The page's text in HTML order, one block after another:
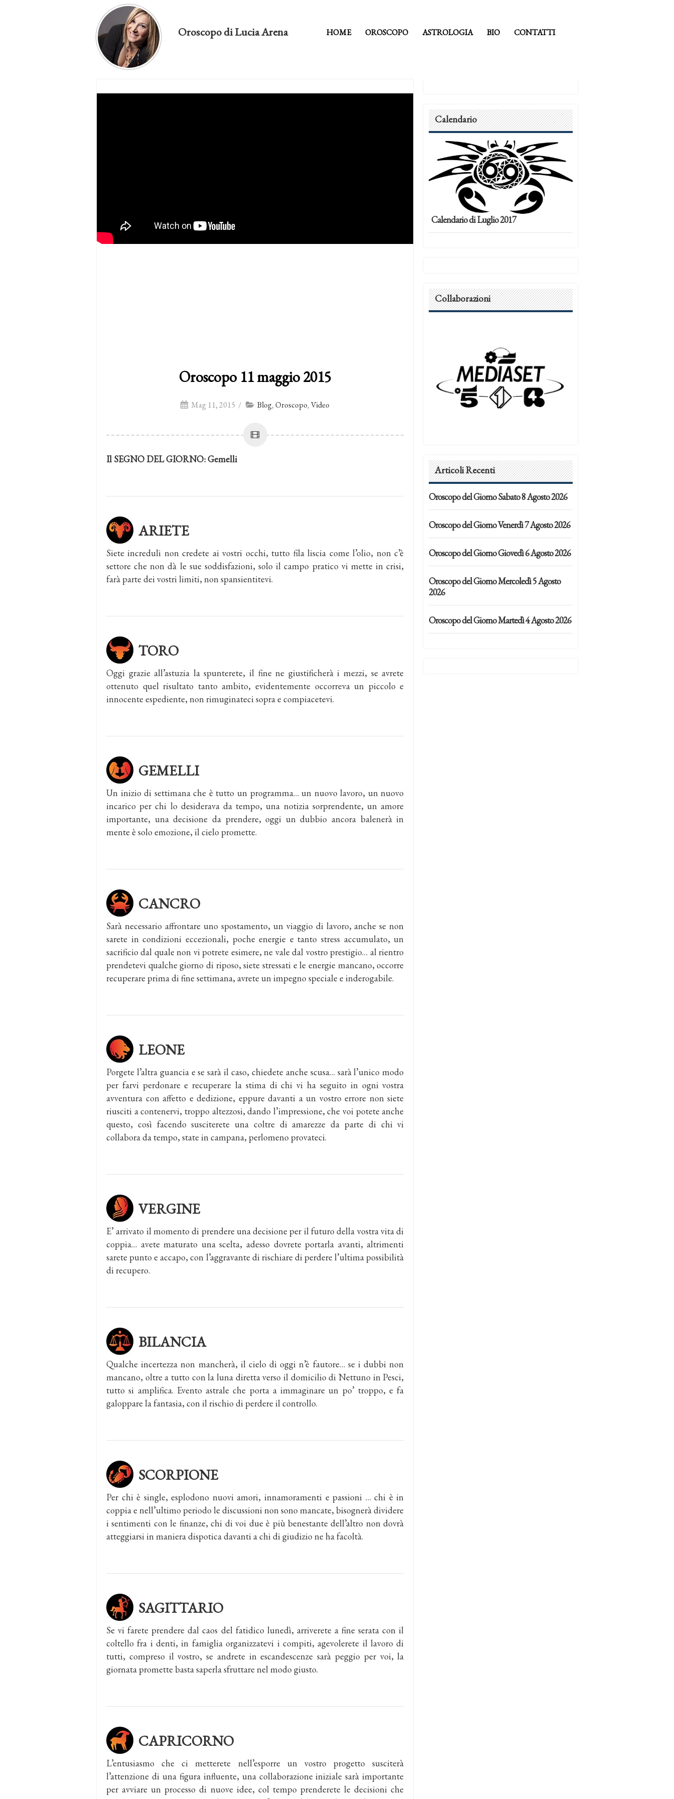
Oroscopo di Lucia Arena HOME OROSCOPO ASTROLOGIA BIO CONTATTI
Oroscopo 11 maggio 2015
Mag 11, 2015 / Blog,Oroscopo,Video
Il SEGNO DEL GIORNO: Gemelli
ARIETE
Siete increduli non credete ai vostri occhi, tutto fila liscia come l’olio, non c’è
settore che non dà le sue soddisfazioni, solo il campo pratico vi mette in crisi,
farà parte dei vostri limiti, non spansientitevi.
TORO
Oggi grazie all’astuzia la spunterete, il fine ne giustificherà i mezzi, se avrete
ottenuto quel risultato tanto ambito, evidentemente occorreva un piccolo e
innocente espediente, non rimuginateci sopra e compiacetevi.
GEMELLI
Un inizio di settimana che è tutto un programma… un nuovo lavoro, un nuovo
incarico per chi lo desiderava da tempo, una notizia sorprendente, un amore
importante, una decisione da prendere, oggi un dubbio ancora balenerà in
mente è solo emozione, il cielo promette.
CANCRO
Sarà necessario affrontare uno spostamento, un viaggio di lavoro, anche se non
sarete in condizioni eccezionali, poche energie e tanto stress accumulato, un
sacrificio dal quale non vi potrete esimere, ne vale dal vostro prestigio… al rientro
prendetevi qualche giorno di riposo, siete stressati e le energie mancano, occorre
recuperare prima di fine settimana, avrete un impegno speciale e inderogabile.
LEONE
Porgete l’altra guancia e se sarà il caso, chiedete anche scusa… sarà l’unico modo
per farvi perdonare e recuperare la stima di chi vi ha seguito in ogni vostra
avventura con affetto e dedizione, eppure davanti a un vostro errore non siete
riusciti a contenervi, troppo altezzosi, dando l’impressione, che voi potete anche
questo, così facendo susciterete una coltre di amarezze da parte di chi vi
collabora da tempo, state in campana, perlomeno provateci.
VERGINE
E’ arrivato il momento di prendere una decisione per il futuro della vostra vita di
coppia… avete maturato una scelta, adesso dovrete portarla avanti, altrimenti
sarete punto e accapo, con l’aggravante di rischiare di perdere l’ultima possibilità
di recupero.
BILANCIA
Qualche incertezza non mancherà, il cielo di oggi n’è fautore… se i dubbi non
mancano, oltre a tutto con la luna diretta verso il domicilio di Nettuno in Pesci,
tutto si amplifica. Evento astrale che porta a immaginare un po’ troppo, e fa
galoppare la fantasia, con il rischio di perdere il controllo.
SCORPIONE
Per chi è single, esplodono nuovi amori, innamoramenti e passioni … chi è in
coppia e nell’ultimo periodo le discussioni non sono mancate, bisognerà dividere
i sentimenti con le finanze, chi di voi due è più benestante dell’altro non dovrà
atteggiarsi in maniera dispotica davanti a chi di giudizio ne ha facoltà.
SAGITTARIO
Se vi farete prendere dal caos del fatidico lunedì, arriverete a fine serata con il
coltello fra i denti, in famiglia organizzatevi i compiti, agevolerete il lavoro di
tutti, compreso il vostro, se andrete in escandescenze sarà peggio per voi, la
giornata promette basta saperla sfruttare nel modo giusto.
CAPRICORNO
L’entusiasmo che ci metterete nell’esporre un vostro progetto susciterà
l’attenzione di una figura influente, una collaborazione iniziale sarà importante
per avviare un processo di nuove idee, col tempo prenderete le decisioni che
Calendario
Calendario di Luglio 2017
Collaborazioni
Articoli Recenti
Oroscopo del Giorno Sabato 8 Agosto 2026
Oroscopo del Giorno Venerdì 7 Agosto 2026
Oroscopo del Giorno Giovedì 6 Agosto 2026
Oroscopo del Giorno Mercoledì 5 Agosto
2026
Oroscopo del Giorno Martedì 4 Agosto 2026